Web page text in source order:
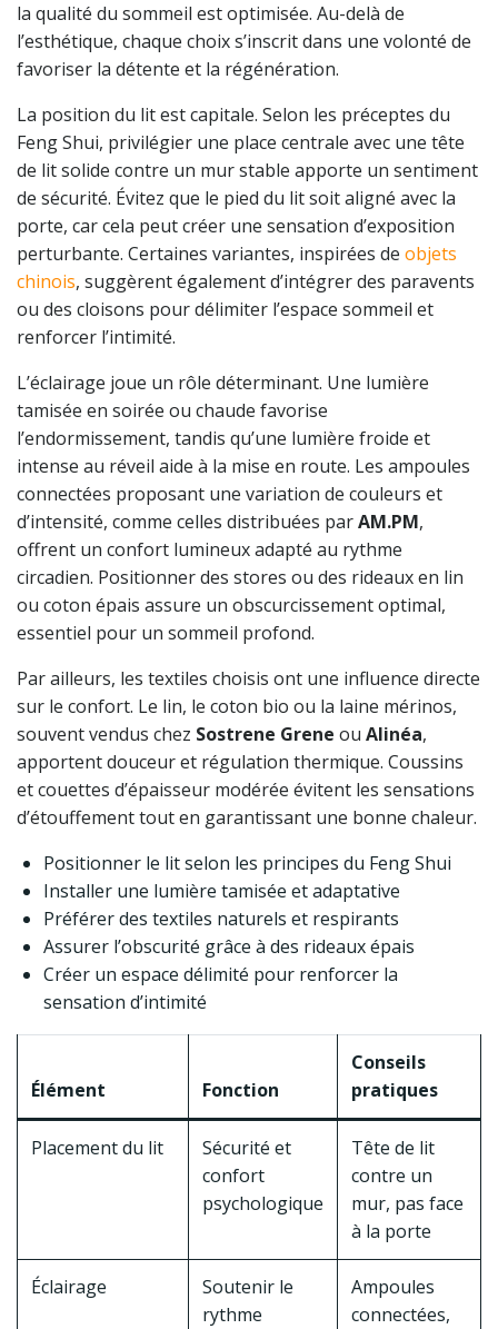
la qualité du sommeil est optimisée. Au-delà de
l’esthétique, chaque choix s’inscrit dans une volonté de
favoriser la détente et la régénération.
La position du lit est capitale. Selon les préceptes du
Feng Shui, privilégier une place centrale avec une tête
de lit solide contre un mur stable apporte un sentiment
de sécurité. Évitez que le pied du lit soit aligné avec la
porte, car cela peut créer une sensation d’exposition
perturbante. Certaines variantes, inspirées de objets
chinois, suggèrent également d’intégrer des paravents
ou des cloisons pour délimiter l’espace sommeil et
renforcer l’intimité.
L’éclairage joue un rôle déterminant. Une lumière
tamisée en soirée ou chaude favorise
l’endormissement, tandis qu’une lumière froide et
intense au réveil aide à la mise en route. Les ampoules
connectées proposant une variation de couleurs et
d’intensité, comme celles distribuées parAM.PM,
offrent un confort lumineux adapté au rythme
circadien. Positionner des stores ou des rideaux en lin
ou coton épais assure un obscurcissement optimal,
essentiel pour un sommeil profond.
Par ailleurs, les textiles choisis ont une influence directe
sur le confort. Le lin, le coton bio ou la laine mérinos,
souvent vendus chez Sostrene Grene ou Alinéa,
apportent douceur et régulation thermique. Coussins
et couettes d’épaisseur modérée évitent les sensations
d’étouffement tout en garantissant une bonne chaleur.
Positionner le lit selon les principes du Feng Shui
Installer une lumière tamisée et adaptative
Préférer des textiles naturels et respirants
Assurer l’obscurité grâce à des rideaux épais
Créer un espace délimité pour renforcer la
sensation d’intimité
Élément Fonction
Conseils
pratiques
Placement du lit
Sécurité et
confort
psychologique
Tête de lit
contre un
mur, pas face
à la porte
Éclairage
Soutenir le
rythme
Ampoules
connectées,